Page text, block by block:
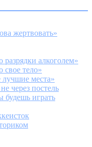
жертвовать»
алкоголем»
тело»
лучшие места»
через постель
будешь играть